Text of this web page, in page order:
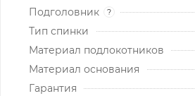
Подголовник
?
Тип спинки
Материал подлокотников
Материал основания
Гарантия